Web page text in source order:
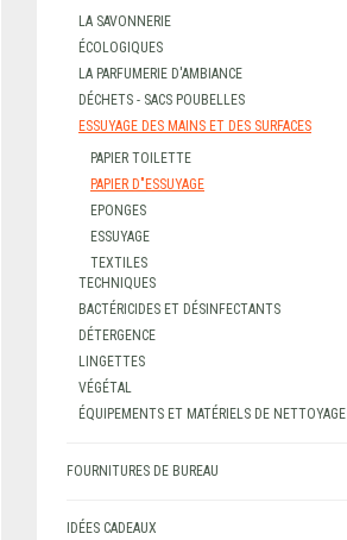
LA SAVONNERIE
ÉCOLOGIQUES
LA PARFUMERIE D'AMBIANCE
DÉCHETS - SACS POUBELLES
ESSUYAGE DES MAINS ET DES SURFACES
PAPIER TOILETTE
PAPIER D"ESSUYAGE
EPONGES
ESSUYAGE
TEXTILES
TECHNIQUES
BACTÉRICIDES ET DÉSINFECTANTS
DÉTERGENCE
LINGETTES
VÉGÉTAL
ÉQUIPEMENTS ET MATÉRIELS DE NETTOYAGE
FOURNITURES DE BUREAU
IDÉES CADEAUX